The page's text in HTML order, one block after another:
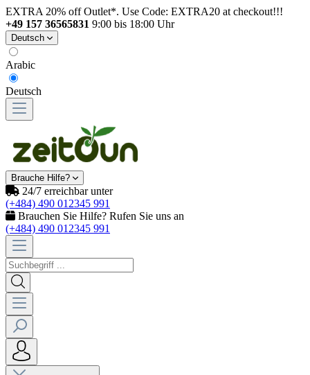
EXTRA 20% off Outlet*. Use Code: EXTRA20 at checkout!!!
+49 157 36565831 9:00 bis 18:00 Uhr
Deutsch
Arabic
Deutsch
Brauche Hilfe?
24/7 erreichbar unter
(+484) 490 012345 991
Brauchen Sie Hilfe? Rufen Sie uns an
(+484) 490 012345 991